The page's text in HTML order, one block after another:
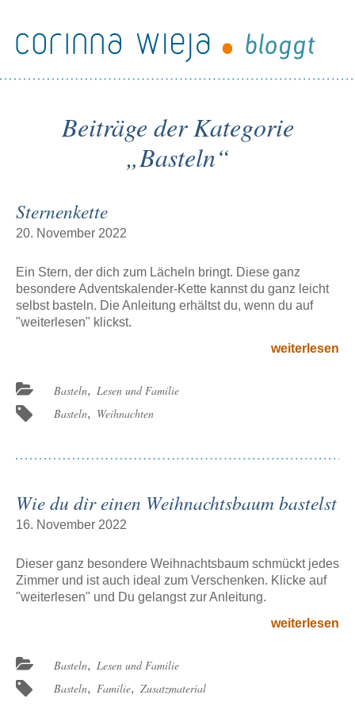
Beiträge der Kategorie
„Basteln“
Sternenkette
20. November 2022
Ein Stern, der dich zum Lächeln bringt. Diese ganz
besondere Adventskalender-Kette kannst du ganz leicht
selbst basteln. Die Anleitung erhältst du, wenn du auf
"weiterlesen" klickst.
den
weiterlesen
Beitragskategorien:
Basteln, Lesen und Familie
Beitragsschlagwörter:
Basteln, Weihnachten
Wie du dir einen Weihnachtsbaum bastelst
16. November 2022
Dieser ganz besondere Weihnachtsbaum schmückt jedes
Zimmer und ist auch ideal zum Verschenken. Klicke auf
"weiterlesen" und Du gelangst zur Anleitung.
den
weiterlesen
Beitragskategorien:
Basteln, Lesen und Familie
Beitragsschlagwörter:
Basteln, Familie, Zusatzmaterial